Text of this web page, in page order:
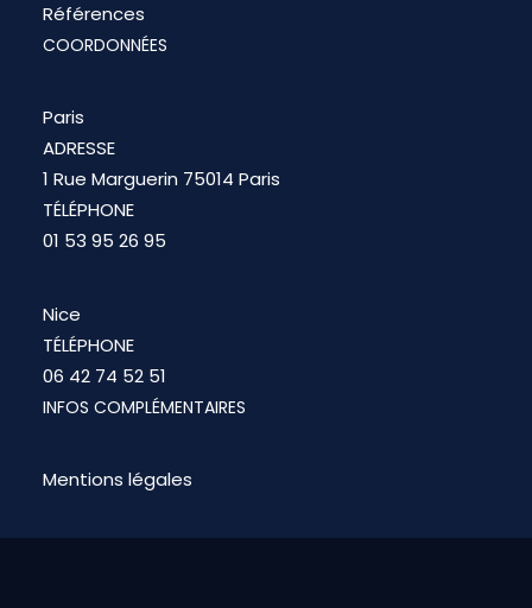
Références
COORDONNÉES
Paris
ADRESSE
1 Rue Marguerin 75014 Paris
TÉLÉPHONE
01 53 95 26 95
Nice
TÉLÉPHONE
06 42 74 52 51
INFOS COMPLÉMENTAIRES
Mentions légales